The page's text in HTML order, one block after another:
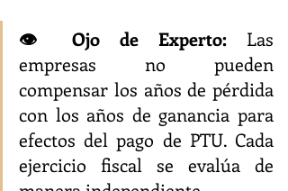
👁️ Ojo de Experto: Las
empresas no pueden
compensar los años de pérdida
con los años de ganancia para
efectos del pago de PTU. Cada
ejercicio fiscal se evalúa de